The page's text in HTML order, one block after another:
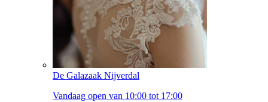
De Galazaak Nijverdal
Vandaag open van 10:00 tot 17:00